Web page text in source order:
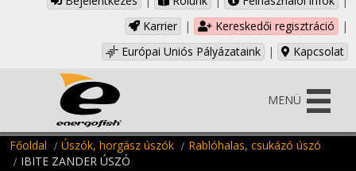
Karrier
| Kereskedői regisztráció
|
Európai Uniós Pályázataink
| Kapcsolat
MENÜ
Főoldal Úszók, horgász úszók
Rablóhalas, csukázó úszó
IBITE ZANDER ÚSZÓ